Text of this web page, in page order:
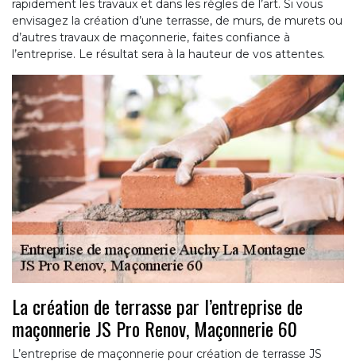
rapidement les travaux et dans les règles de l’art. Si vous
envisagez la création d’une terrasse, de murs, de murets ou
d’autres travaux de maçonnerie, faites confiance à
l’entreprise. Le résultat sera à la hauteur de vos attentes.
La création de terrasse par l’entreprise de
maçonnerie JS Pro Renov, Maçonnerie 60
L’entreprise de maçonnerie pour création de terrasse JS